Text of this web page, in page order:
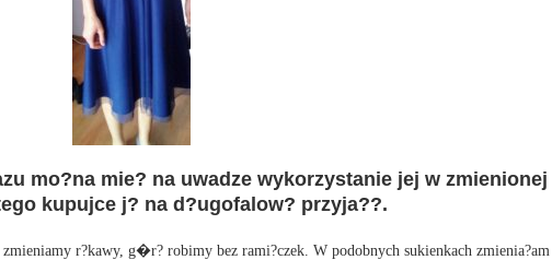
mo?na mie? na uwadze wykorzystanie jej w zmienionej
kupujce j? na d?ugofalow? przyja??.
r?kawy, g�r? robimy bez rami?czek. W podobnych sukienkach zmienia?am